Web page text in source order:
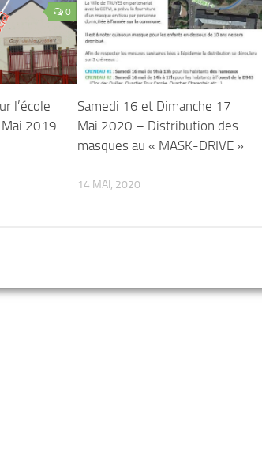
0
l’école
2019
Samedi 16 et Dimanche 17
Mai 2020 – Distribution des
masques au « MASK-DRIVE »
14 MAI, 2020